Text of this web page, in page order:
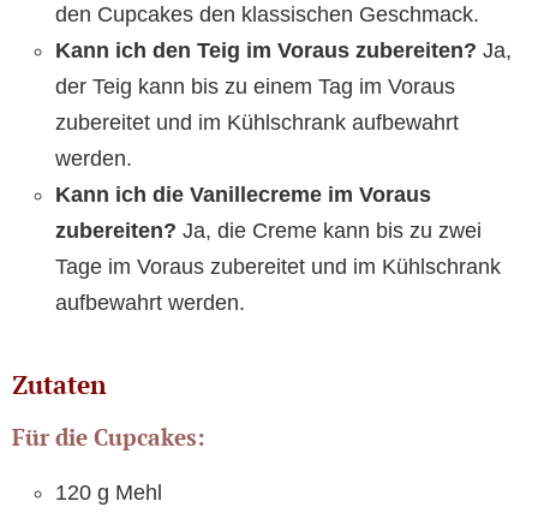
den Cupcakes den klassischen Geschmack.
Kann ich den Teig im Voraus zubereiten? Ja,
der Teig kann bis zu einem Tag im Voraus
zubereitet und im Kühlschrank aufbewahrt
werden.
Kann ich die Vanillecreme im Voraus
zubereiten? Ja, die Creme kann bis zu zwei
Tage im Voraus zubereitet und im Kühlschrank
aufbewahrt werden.
Zutaten
Für die Cupcakes:
120 g Mehl